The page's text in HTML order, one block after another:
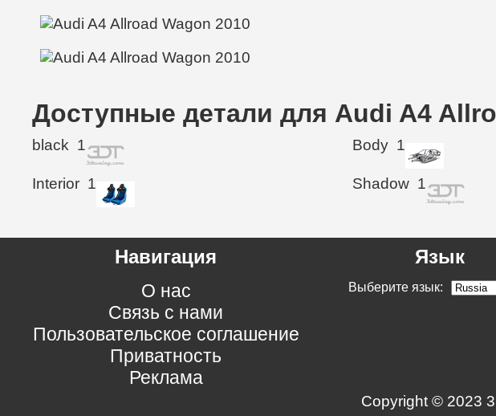
Доступные детали для Audi A4
black 1 Body 1
Interior 1 Shadow 1
Навигация
О нас
Связь с нами
Пользовательское соглашение
Приватность
Реклама
Язык
Выберите язык:
Copyright © 2023